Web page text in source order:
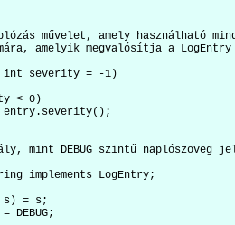
művelet, amely használható
amelyik megvalósítja a
severity = -1)
mint DEBUG szintű naplószöveg
implements LogEntry;
s) = s;